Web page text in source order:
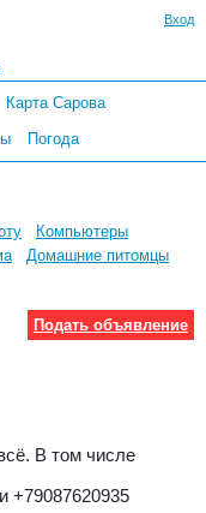
Вход
Карта Сарова
Погода
Компьютеры
Домашние питомцы
Подать объявление
В том числе
+79087620935